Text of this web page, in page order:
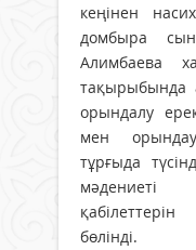
кеңінен
домбыра
Алимбаева
тақырыбында
орындалу
мен
тұрғыда
бөлінді.